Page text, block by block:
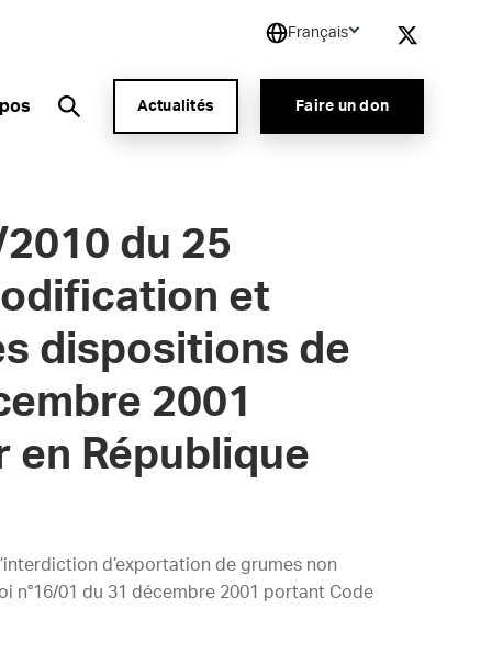
Français
Actualités Faire un don
du 25
et
dispositions de
2001
République
d’exportation de grumes non
n°16/01 du 31 décembre 2001 portant Code